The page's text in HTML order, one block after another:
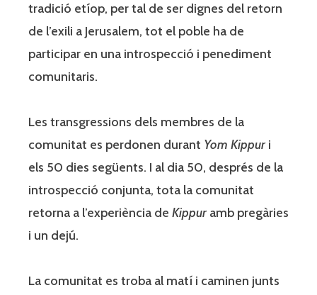
tradició etíop, per tal de ser dignes del retorn
de l’exili a Jerusalem, tot el poble ha de
participar en una introspecció i penediment
comunitaris.
Les transgressions dels membres de la
comunitat es perdonen durant Yom Kippuri
els 50 dies següents. I al dia 50, després de la
introspecció conjunta, tota la comunitat
retorna a l’experiència de Kippuramb pregàries
i un dejú.
La comunitat es troba al matí i caminen junts